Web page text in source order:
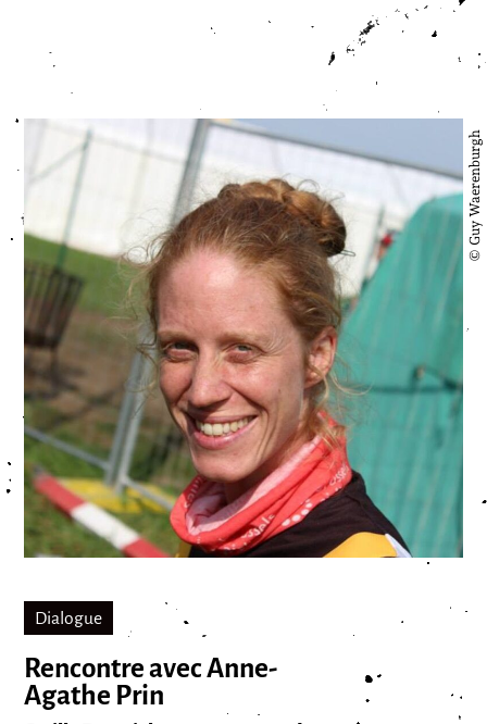
© Guy Waerenburgh
Dialogue
Rencontre avec Anne-
Agathe Prin